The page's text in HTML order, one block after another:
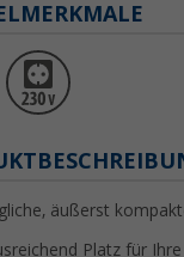
äußerst
Platz für